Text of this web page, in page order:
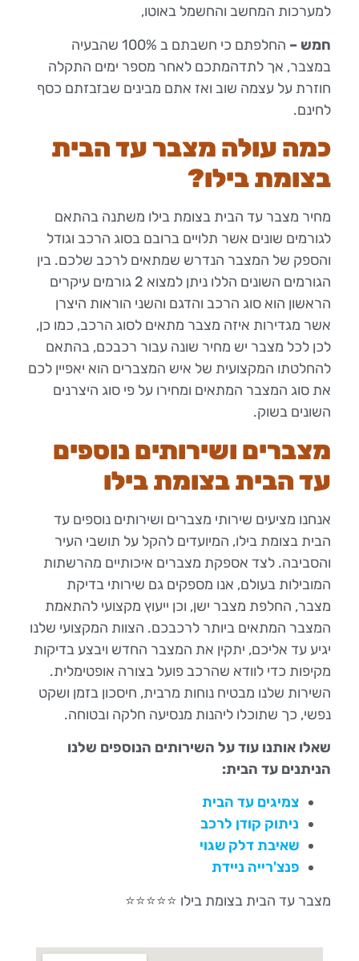
למערכות המחשב והחשמל באוטו,
חמש –
החלפתם כי חשבתם ב 100% שהבעיה
במצבר, אך לתדהמתכם לאחר מספר ימים התקלה
חוזרת על עצמה שוב ואז אתם מבינים שבזבזתם כסף
לחינם.
כמה עולה מצבר עד הבית
בצומת בילו?
מחיר מצבר עד הבית בצומת בילו משתנה בהתאם
לגורמים שונים אשר תלויים ברובם בסוג הרכב וגודל
והספק של המצבר הנדרש שמתאים לרכב שלכם. בין
הגורמים השונים הללו ניתן למצוא 2 גורמים עיקרים
הראשון הוא סוג הרכב והדגם והשני הוראות היצרן
אשר מגדירות איזה מצבר מתאים לסוג הרכב, כמו כן,
לכן לכל מצבר יש מחיר שונה עבור רכבכם, בהתאם
להחלטתו המקצועית של איש המצברים הוא יאפיין לכם
את סוג המצבר המתאים ומחירו על פי סוג היצרנים
השונים בשוק.
מצברים ושירותים נוספים
עד הבית בצומת בילו
אנחנו מציעים שירותי מצברים ושירותים נוספים עד
הבית בצומת בילו, המיועדים להקל על תושבי העיר
והסביבה. לצד אספקת מצברים איכותיים מהרשתות
המובילות בעולם, אנו מספקים גם שירותי בדיקת
מצבר, החלפת מצבר ישן, וכן ייעוץ מקצועי להתאמת
המצבר המתאים ביותר לרכבכם. הצוות המקצועי שלנו
יגיע עד אליכם, יתקין את המצבר החדש ויבצע בדיקות
מקיפות כדי לוודא שהרכב פועל בצורה אופטימלית.
השירות שלנו מבטיח נוחות מרבית, חיסכון בזמן ושקט
נפשי, כך שתוכלו ליהנות מנסיעה חלקה ובטוחה.
שאלו אותנו עוד על השירותים הנוספים שלנו
הניתנים עד הבית:
צמיגים עד הבית
ניתוק קודן לרכב
שאיבת דלק שגוי
פנצ'רייה ניידת
מצבר עד הבית בצומת בילו ⭐⭐⭐⭐⭐